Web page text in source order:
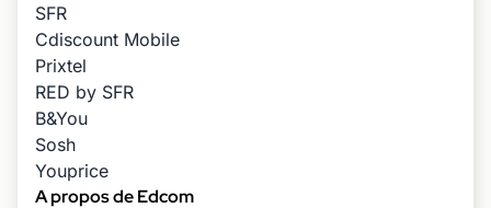
SFR
Cdiscount Mobile
Prixtel
RED by SFR
B&You
Sosh
Youprice
A propos de Edcom